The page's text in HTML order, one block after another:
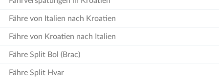
Fähre von Italien nach Kroatien
Fähre von Kroatien nach Italien
Fähre Split Bol (Brac)
Fähre Split Hvar